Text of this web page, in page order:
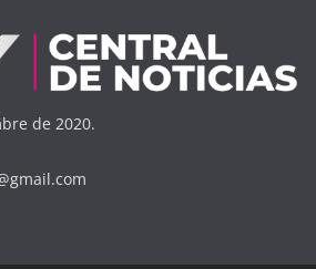
de 2020.